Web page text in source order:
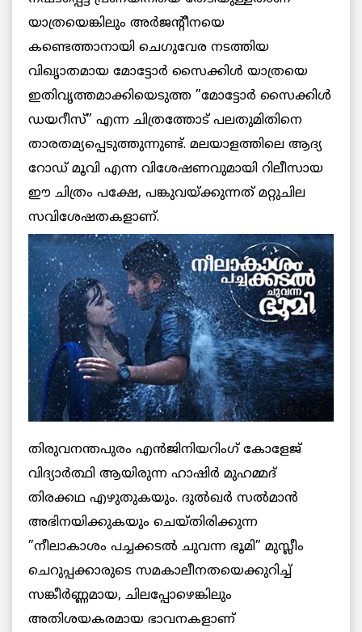
യാത്രയെങ്കിലും അര്‍ജന്റീനയെ
കണ്ടെത്താനായി ചെഗുവേര നടത്തിയ
വിഖൃാതമായ മോട്ടോര്‍ സൈക്കിള്‍ യാത്രയെ
ഇതിവൃത്തമാക്കിയെടുത്ത ”മോട്ടോര്‍ സൈക്കിള്‍
ഡയറീസ്” എന്ന ചിത്രത്തോട് പലതുമിതിനെ
താരതമ്യപ്പെടുത്തുന്നുണ്ട്. മലയാളത്തിലെ ആദ്യ
റോഡ് മൂവി എന്ന വിശേഷണവുമായി റിലീസായ
ഈ ചിത്രം പക്ഷേ, പങ്കുവയ്ക്കുന്നത് മറ്റുചില
സവിശേഷതകളാണ്.
തിരുവനന്തപുരം എന്‍ജിനിയറിംഗ് കോളേജ്
വിദ്യാര്‍ത്ഥി ആയിരുന്ന ഹാഷിര്‍ മുഹമ്മദ്
തിരക്കഥ എഴുതുകയും. ദുല്‍ഖര്‍ സല്‍മാന്‍
അഭിനയിക്കുകയും ചെയ്തിരിക്കുന്ന
”നീലാകാശം പച്ചക്കടല്‍ ചുവന്ന ഭൂമി” മുസ്ലീം
ചെറുപ്പക്കാരുടെ സമകാലീനതയെക്കുറിച്ച്
സങ്കീര്‍ണ്ണമായ, ചിലപ്പോഴെങ്കിലും
അതിശയകരമായ ഭാവനകളാണ്